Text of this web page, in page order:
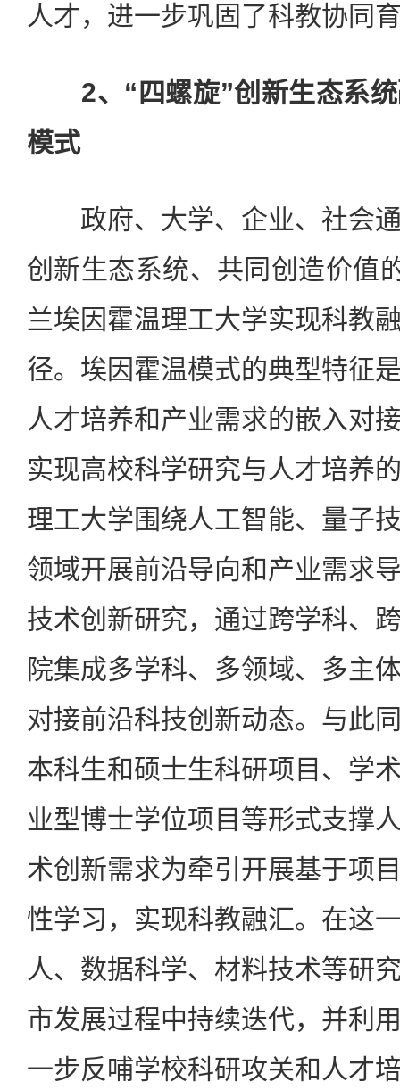
人才，进一步巩固了科教协同
2、“四螺旋”创新生态系
模式
政府、大学、企业、社会通
创新生态系统、共同创造价值
兰埃因霍温理工大学实现科教
径。埃因霍温模式的典型特征
人才培养和产业需求的嵌入对
实现高校科学研究与人才培养
理工大学围绕人工智能、量子
领域开展前沿导向和产业需求
技术创新研究，通过跨学科、
院集成多学科、多领域、多主
对接前沿科技创新动态。与此
本科生和硕士生科研项目、学
业型博士学位项目等形式支撑
术创新需求为牵引开展基于项
性学习，实现科教融汇。在这
人、数据科学、材料技术等研
市发展过程中持续迭代，并利
一步反哺学校科研攻关和人才